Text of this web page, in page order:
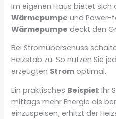
Im eigenen Haus bietet sich
Wärmepumpe und Power-
Wärmepumpe deckt den
Bei Stromüberschuss
Heizstab zu. So nutzen Sie
erzeugten Strom optimal.
Ein praktisches Beispiel: Ihr
mittags mehr Energie als
einzuspeisen, erhitzt der